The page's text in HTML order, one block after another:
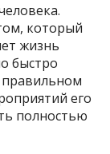
который
жизнь
быстро
правильном
его
полностью